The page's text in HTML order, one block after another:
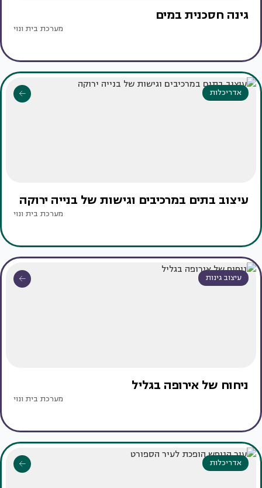
גינה חסכנית במים
מערכת בית ונוי
אדריכלות
עיצוב בתים במרכיבים וגישות של בנייה ירוקה
מערכת בית ונוי
עיצוב גינות
ניחוח של אירופה בגליל
מערכת בית ונוי
אדריכלות